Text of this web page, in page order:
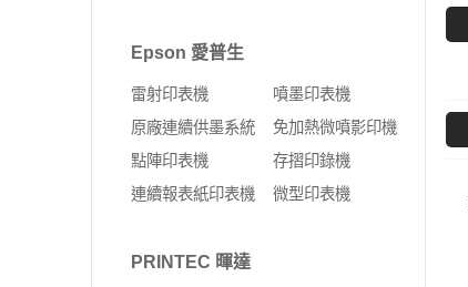
Epson 愛普生
雷射印表機
噴墨印表機
原廠連續供墨系統
免加熱微噴影印機
點陣印表機
存摺印錄機
連續報表紙印表機
微型印表機
PRINTEC 暉達